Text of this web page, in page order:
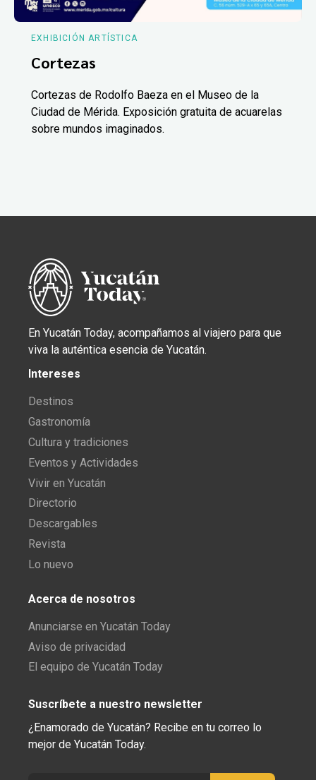
EXHIBICIÓN ARTÍSTICA
Cortezas
Cortezas de Rodolfo Baeza en el Museo de la
Ciudad de Mérida. Exposición gratuita de acuarelas
sobre mundos imaginados.
En Yucatán Today, acompañamos al viajero para que
viva la auténtica esencia de Yucatán.
Intereses
Destinos
Gastronomía
Cultura y tradiciones
Eventos y Actividades
Vivir en Yucatán
Directorio
Descargables
Revista
Lo nuevo
Acerca de nosotros
Anunciarse en Yucatán Today
Aviso de privacidad
El equipo de Yucatán Today
Suscríbete a nuestro newsletter
¿Enamorado de Yucatán? Recibe en tu correo lo
mejor de Yucatán Today.